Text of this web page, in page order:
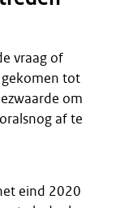
vraag of
gekomen tot
om
af te
eind 2020